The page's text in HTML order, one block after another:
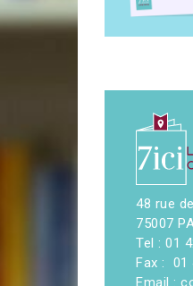
48 rue
75007
Tel : 01
Fax : 01
Email :